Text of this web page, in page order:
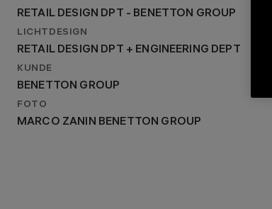
LICHTDESIGN
RETAIL DESIGN DPT + ENGINEERING DEPT
RETAIL DESIGN DPT - BENETTON GROUP
LICHTDESIGN
RETAIL DESIGN DPT + ENGINEERING DEPT
KUNDE
BENETTON GROUP
FOTO
MARCO ZANIN BENETTON GROUP